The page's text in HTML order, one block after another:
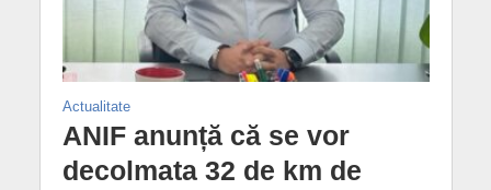
Actualitate
ANIF anunță că se vor
decolmata 32 de km de